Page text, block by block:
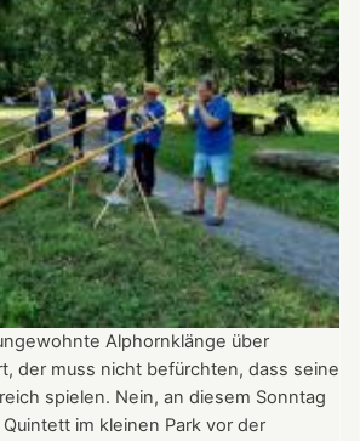
Alphornklänge über
der muss nicht befürchten, dass seine
spielen. Nein, an diesem Sonntag
im kleinen Park vor der